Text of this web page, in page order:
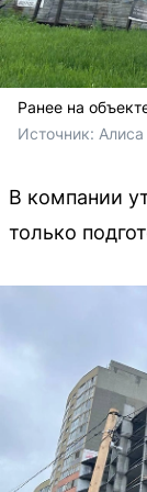
Ранее на
Источник: Алиса
В компании
только